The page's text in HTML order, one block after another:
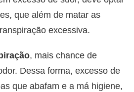
que além de matar as
excessiva.
, mais chance de
Dessa forma, excesso de
que abafam e a má higiene,